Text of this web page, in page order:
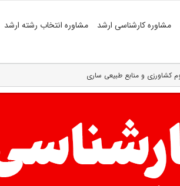
مشاوره کارشناسی ارشد مشاوره انتخاب رشته ارشد